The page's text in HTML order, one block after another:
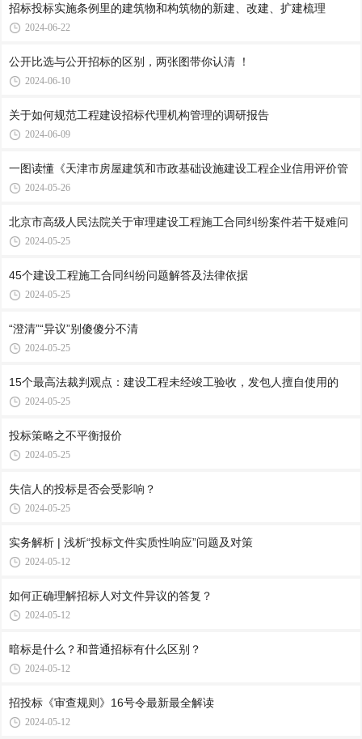
招标投标实施条例里的建筑物和构筑物的新建、改建、扩建梳理
2024-06-22
公开比选与公开招标的区别，两张图带你认清 ！
2024-06-10
关于如何规范工程建设招标代理机构管理的调研报告
2024-06-09
一图读懂《天津市房屋建筑和市政基础设施建设工程企业信用评价管
2024-05-26
北京市高级人民法院关于审理建设工程施工合同纠纷案件若干疑难问
2024-05-25
45个建设工程施工合同纠纷问题解答及法律依据
2024-05-25
“澄清”“异议”别傻傻分不清
2024-05-25
15个最高法裁判观点：建设工程未经竣工验收，发包人擅自使用的
2024-05-25
投标策略之不平衡报价
2024-05-25
失信人的投标是否会受影响？
2024-05-25
实务解析 | 浅析“投标文件实质性响应”问题及对策
2024-05-12
如何正确理解招标人对文件异议的答复？
2024-05-12
暗标是什么？和普通招标有什么区别？
2024-05-12
招投标《审查规则》16号令最新最全解读
2024-05-12